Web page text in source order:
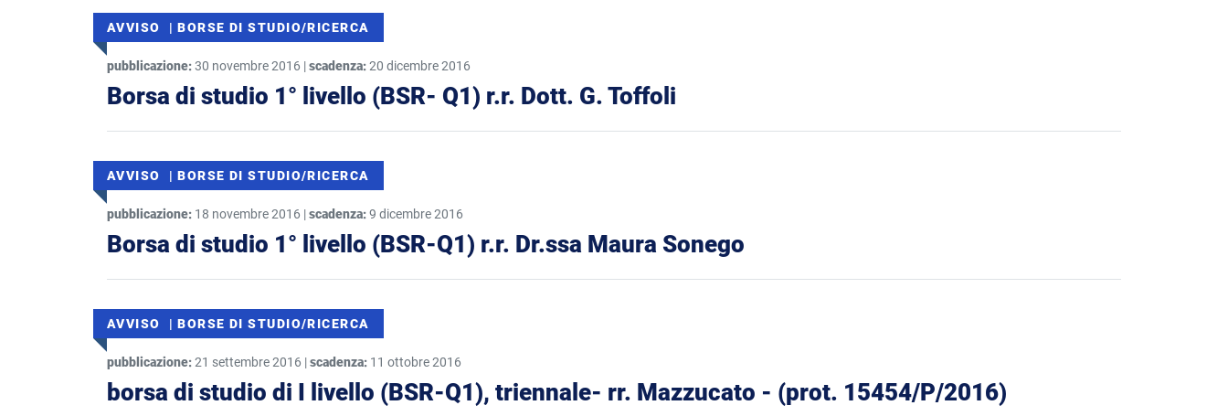
AVVISO | BORSE DI STUDIO/RICERCA
pubblicazione:30 novembre 2016 |scadenza:20 dicembre 2016
Borsa di studio 1° livello (BSR- Q1) r.r. Dott. G. Toffoli
AVVISO | BORSE DI STUDIO/RICERCA
pubblicazione: 18 novembre 2016 |scadenza:9 dicembre 2016
Borsa di studio 1° livello (BSR-Q1) r.r. Dr.ssa Maura Sonego
AVVISO | BORSE DI STUDIO/RICERCA
pubblicazione:21 settembre 2016 |scadenza: 11 ottobre 2016
borsa di studio di I livello (BSR-Q1), triennale- rr. Mazzucato - (prot. 15454/P/2016)